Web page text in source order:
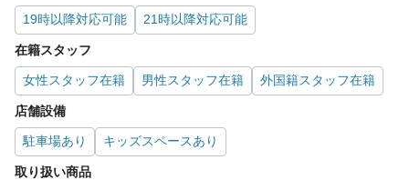
19時以降対応可能 21時以降対応可能
在籍スタッフ
女性スタッフ在籍 男性スタッフ在籍 外国籍スタッフ在籍
店舗設備
駐車場あり キッズスペースあり
取り扱い商品